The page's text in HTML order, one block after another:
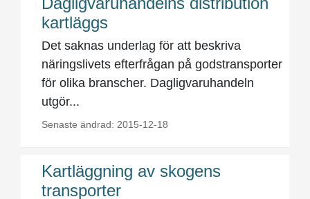
kartläggs
Det saknas underlag för att beskriva
näringslivets efterfrågan på godstransporter
för olika branscher. Dagligvaruhandeln
utgör...
Senaste ändrad: 2015-12-18
Kartläggning av skogens
transporter